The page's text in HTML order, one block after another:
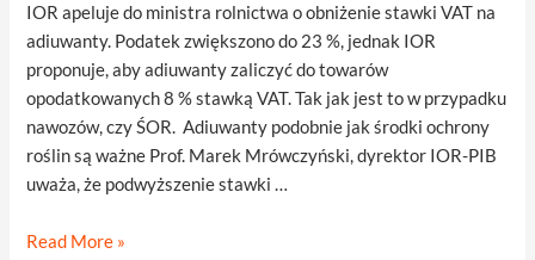
IOR apeluje do ministra rolnictwa o obniżenie stawki VAT na
adiuwanty. Podatek zwiększono do 23 %, jednak IOR
proponuje, aby adiuwanty zaliczyć do towarów
opodatkowanych 8 % stawką VAT. Tak jak jest to w przypadku
nawozów, czy ŚOR. Adiuwanty podobnie jak środki ochrony
roślin są ważne Prof. Marek Mrówczyński, dyrektor IOR-PIB
uważa, że podwyższenie stawki …
IOR
Read More »